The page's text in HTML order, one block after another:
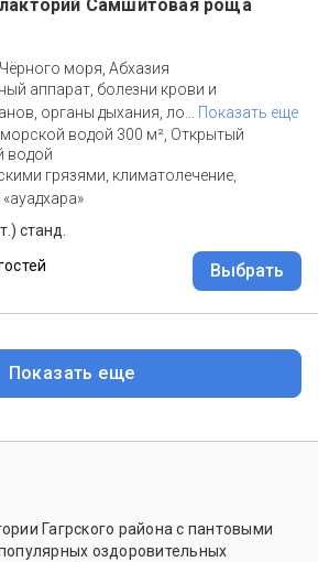
Самшитовая роща
Чёрного моря, Абхазия
аппарат, болезни крови и
органы дыхания, ло
Показать еще
водой 300 м², Открытый
водой
грязями, климатолечение,
станд.
Выбрать
Показать еще
Гагрского района с пантовыми
оздоровительных